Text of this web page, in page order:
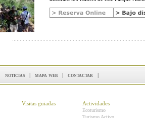
noticias | mapa web | contactar |
Visitas guiadas Actividades
Ecoturismo
Turismo Activo